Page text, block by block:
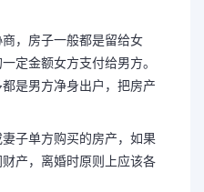
，房子一般都是留给女
定金额女方支付给男方。
是男方净身出户，把房产
子单方购买的房产，如果
产，离婚时原则上应该各